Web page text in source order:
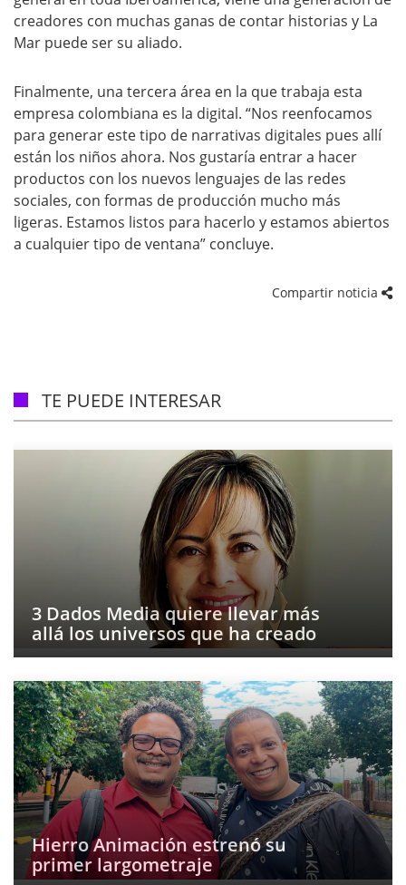
creadores con muchas ganas de contar historias y La
Mar puede ser su aliado.
Finalmente, una tercera área en la que trabaja esta
empresa colombiana es la digital. “Nos reenfocamos
para generar este tipo de narrativas digitales pues allí
están los niños ahora. Nos gustaría entrar a hacer
productos con los nuevos lenguajes de las redes
sociales, con formas de producción mucho más
ligeras. Estamos listos para hacerlo y estamos abiertos
a cualquier tipo de ventana” concluye.
Compartir noticia
TE PUEDE INTERESAR
3 Dados Media quiere llevar más
allá los universos que ha creado
Hierro Animación estrenó su
primer largometraje